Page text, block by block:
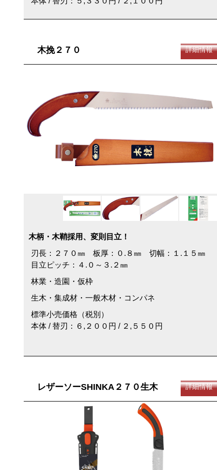
木挽２７０ 詳細情報
木柄・木鞘採用、変則目立！
刃長：２７０㎜ 板厚：０.８㎜ 切幅：１.１５㎜
目立ピッチ：４.０～３.２㎜
林業・造園・仮枠
生木・集成材・一般木材・コンパネ
標準小売価格（税別）
本体 / 替刃：６,２００円 / ２,５５０円
レザーソーSHINKA２７０生木 詳細情報